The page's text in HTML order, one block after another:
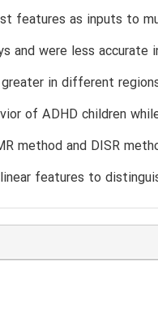
features as inputs to
and were less
in different
of ADHD children
method and DISR
features to